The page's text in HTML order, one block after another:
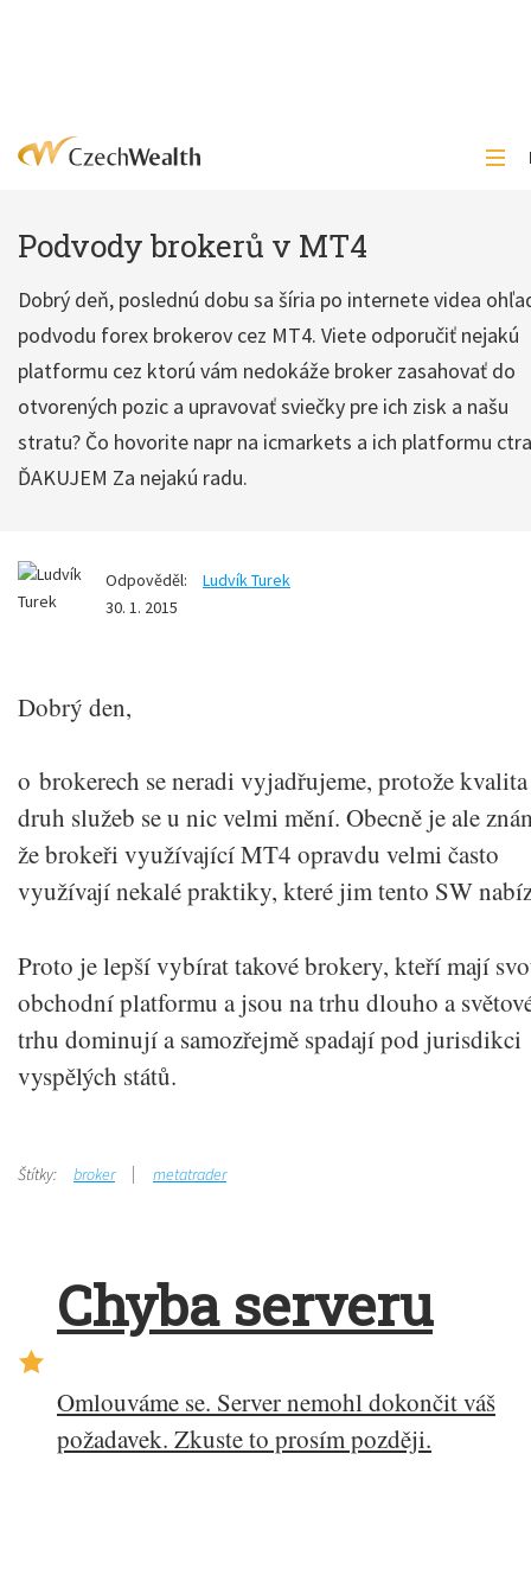
Podvody brokerů v MT4
Dobrý deň, poslednú dobu sa šíria po internete videa
podvodu forex brokerov cez MT4. Viete odporučiť nejakú
platformu cez ktorú vám nedokáže broker zasahovať do
otvorených pozic a upravovať sviečky pre ich zisk a našu
stratu? Čo hovorite napr na icmarkets a ich platformu
ĎAKUJEM Za nejakú radu.
Odpověděl:
Ludvík Turek
30. 1. 2015
Dobrý den,
o brokerech se neradi vyjadřujeme, protože
druh služeb se u nic velmi mění. Obecně je ale
že brokeři využívající MT4 opravdu velmi často
využívají nekalé praktiky, které jim tento SW
Proto je lepší vybírat takové brokery, kteří mají
obchodní platformu a jsou na trhu dlouho a
trhu dominují a samozřejmě spadají pod jurisdikci
vyspělých států.
Štítky: broker metatrader
Chyba serveru
Omlouváme se. Server nemohl dokončit váš
požadavek. Zkuste to prosím později.